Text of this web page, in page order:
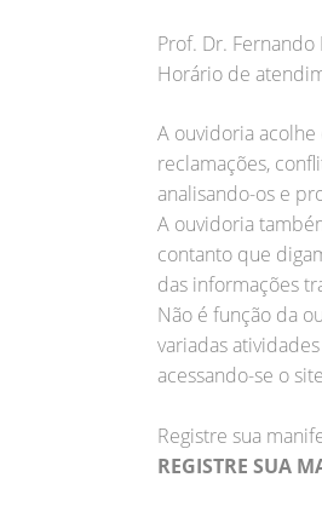
Prof. Dr. Fernando
Horário de
A ouvidoria
reclamações,
analisando-os e
A ouvidoria
contanto que
das informações
Não é função da
variadas
acessando-se o
Registre sua
REGISTRE SUA